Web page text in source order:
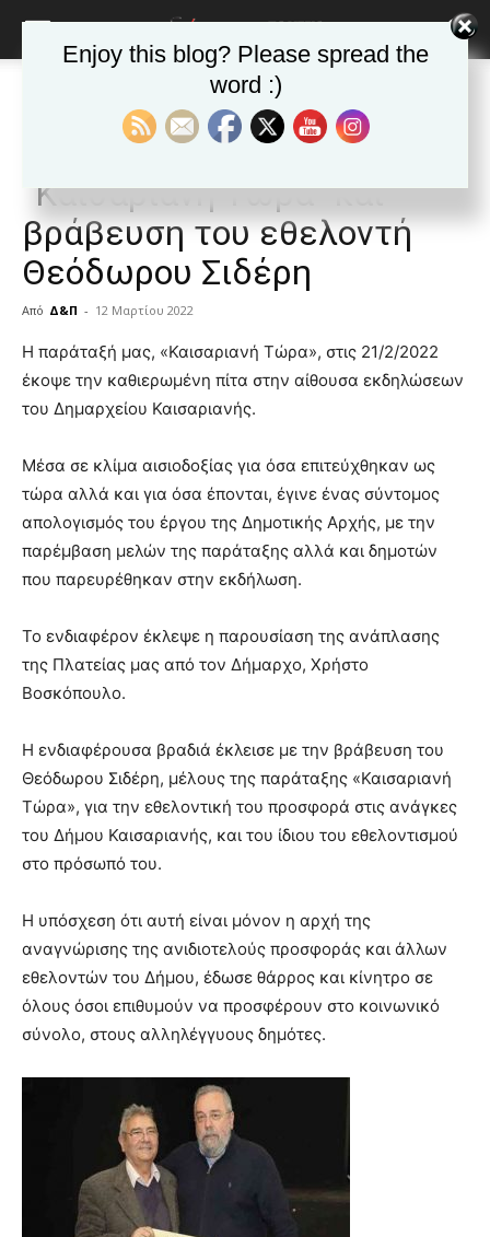
ΚΑΙΣΑΡΙΑΝΗ Νέα της Καισαριανής
Κοπή πίτας της παράταξης
“Καισαριανή Τώρα” και
βράβευση του εθελοντή
Θεόδωρου Σιδέρη
Από Δ&Π - 12 Μαρτίου 2022
blonde
lesbians
hot
show.desi
xxx
lyons
teaches
you
meaning
of
pain.
pornhun
porn
Η παράταξή μας, «Καισαριανή Τώρα», στις 21/2/2022
έκοψε την καθιερωμένη πίτα στην αίθουσα εκδηλώσεων
του Δημαρχείου Καισαριανής.
Μέσα σε κλίμα αισιοδοξίας για όσα επιτεύχθηκαν ως
τώρα αλλά και για όσα έπονται, έγινε ένας σύντομος
απολογισμός του έργου της Δημοτικής Αρχής, με την
παρέμβαση μελών της παράταξης αλλά και δημοτών
που παρευρέθηκαν στην εκδήλωση.
Το ενδιαφέρον έκλεψε η παρουσίαση της ανάπλασης
της Πλατείας μας από τον Δήμαρχο, Χρήστο
Βοσκόπουλο.
Η ενδιαφέρουσα βραδιά έκλεισε με την βράβευση του
Θεόδωρου Σιδέρη, μέλους της παράταξης «Καισαριανή
Τώρα», για την εθελοντική του προσφορά στις ανάγκες
του Δήμου Καισαριανής, και του ίδιου του εθελοντισμού
στο πρόσωπό του.
Η υπόσχεση ότι αυτή είναι μόνον η αρχή της
αναγνώρισης της ανιδιοτελούς προσφοράς και άλλων
εθελοντών του Δήμου, έδωσε θάρρος και κίνητρο σε
όλους όσοι επιθυμούν να προσφέρουν στο κοινωνικό
σύνολο, στους αλληλέγγυους δημότες.
Enjoy this blog? Please spread the
word :)